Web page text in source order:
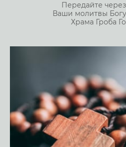
Передайте
Ваши молитвы
Храма Гроба